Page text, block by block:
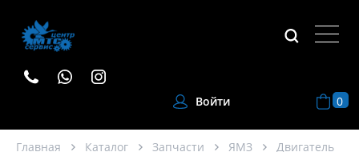
Войти 0
Главная Каталог Запчасти ЯМЗ Двигатель